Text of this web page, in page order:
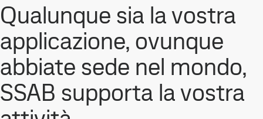
Qualunque sia la vostra
applicazione, ovunque
abbiate sede nel mondo,
SSAB supporta la vostra